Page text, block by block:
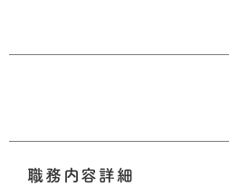
職務内容詳細